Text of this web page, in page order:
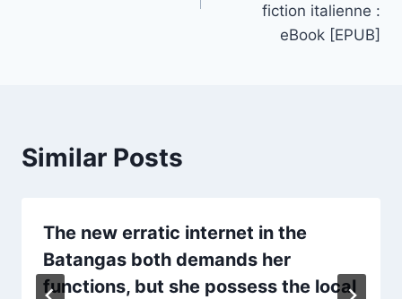
fiction italienne :
eBook [EPUB]
Similar Posts
The new erratic internet in the
Batangas both demands her
functions, but she possess the local